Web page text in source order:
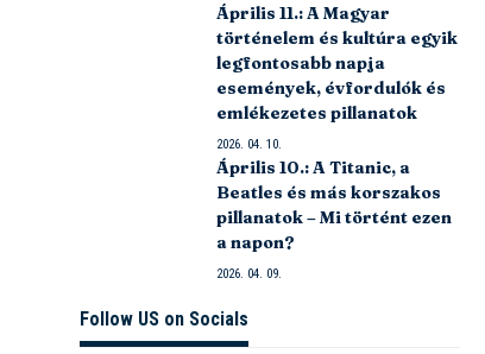
Április 11.: A Magyar
történelem és kultúra egyik
legfontosabb napja
események, évfordulók és
emlékezetes pillanatok
2026. 04. 10.
Április 10.: A Titanic, a
Beatles és más korszakos
pillanatok – Mi történt ezen
a napon?
2026. 04. 09.
Follow US on Socials